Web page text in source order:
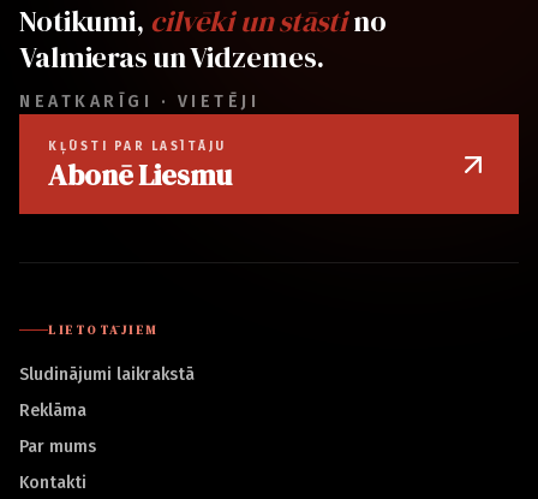
Notikumi, cilvēki un stāstino
Valmieras un Vidzemes.
NEATKARĪGI · VIETĒJI
KĻŪSTI PAR LASĪTĀJU
Abonē Liesmu
LIETOTĀJIEM
Sludinājumi laikrakstā
Reklāma
Par mums
Kontakti